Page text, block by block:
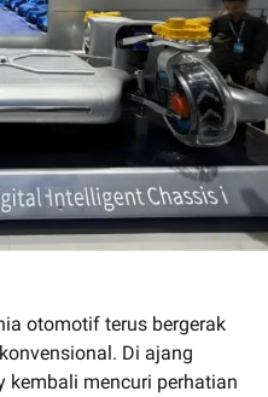
otomotif terus bergerak
Di ajang
kembali mencuri perhatian